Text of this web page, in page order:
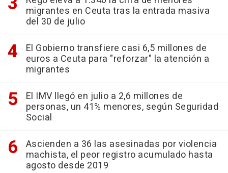
migrantes en Ceuta tras la entrada masiva
del 30 de julio
El Gobierno transfiere casi 6,5 millones de
euros a Ceuta para "reforzar" la atención a
migrantes
El IMV llegó en julio a 2,6 millones de
personas, un 41% menores, según Seguridad
Social
Ascienden a 36 las asesinadas por violencia
machista, el peor registro acumulado hasta
agosto desde 2019